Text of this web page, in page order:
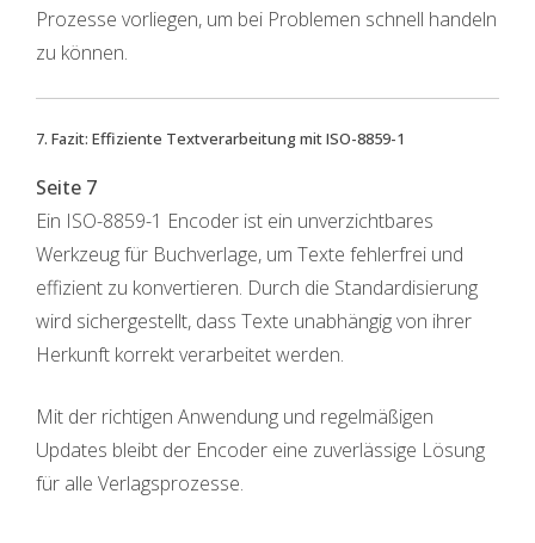
Prozesse vorliegen, um bei Problemen schnell handeln
zu können.
7. Fazit: Effiziente Textverarbeitung mit ISO-8859-1
Seite 7
Ein ISO-8859-1 Encoder ist ein unverzichtbares
Werkzeug für Buchverlage, um Texte fehlerfrei und
effizient zu konvertieren. Durch die Standardisierung
wird sichergestellt, dass Texte unabhängig von ihrer
Herkunft korrekt verarbeitet werden.
Mit der richtigen Anwendung und regelmäßigen
Updates bleibt der Encoder eine zuverlässige Lösung
für alle Verlagsprozesse.